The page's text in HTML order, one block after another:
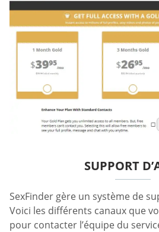
SUPPORT
SexFinder gère un système de
Voici les différents canaux que
pour contacter l’équipe du